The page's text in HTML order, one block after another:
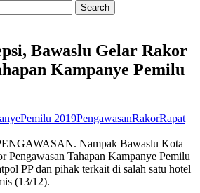
Bawaslu Gelar Rakor
Kampanye Pemilu
Pemilu 2019PengawasanRakorRapat
Nampak Bawaslu Kota
Pengawasan Tahapan Kampanye Pemilu
PP dan pihak terkait di salah satu hotel
(13/12).